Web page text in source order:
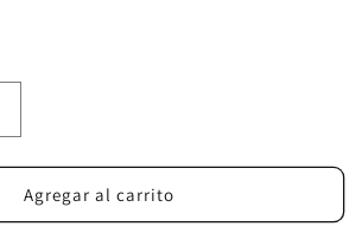
Lady’s
Agregar al carrito